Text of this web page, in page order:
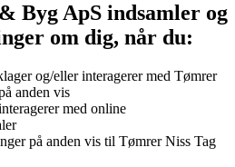
Byg ApS indsamler og
om dig, når du:
og/eller interagerer med Tømrer
anden vis
med online
på anden vis til Tømrer Niss Tag